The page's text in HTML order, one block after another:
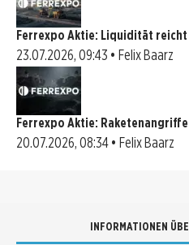
Ferrexpo Aktie: Liquidität reicht
23.07.2026, 09:43 • Felix Baarz
Ferrexpo Aktie:
20.07.2026, 08:34 • Felix Baarz
INFORMATIONEN